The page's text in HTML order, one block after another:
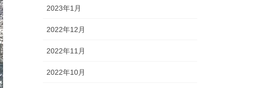
2023年1月
2022年12月
2022年11月
2022年10月